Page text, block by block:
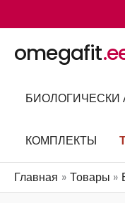
к
содержимому
omegafit
БИОЛОГИЧЕСКИ
КОМПЛЕКТЫ
Главная Товары